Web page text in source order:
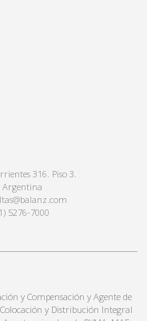
316. Piso 3.
Argentina
5276-7000
y Compensación y Agente de
y Distribución Integral